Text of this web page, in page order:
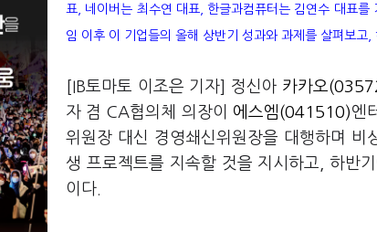
표, 네이버는 최수연 대표, 한글과컴퓨터는 김연수 대표
임 이후 이 기업들의 올해 상반기 성과와 과제를 살펴보
[IB토마토 이조은 기자] 정신아 카카오
자 겸 CA협의체 의장이 에스엠(041510)엔
위원장 대신 경영쇄신위원장을 대행하며 비
생 프로젝트를 지속할 것을 지시하고, 하반
이다.